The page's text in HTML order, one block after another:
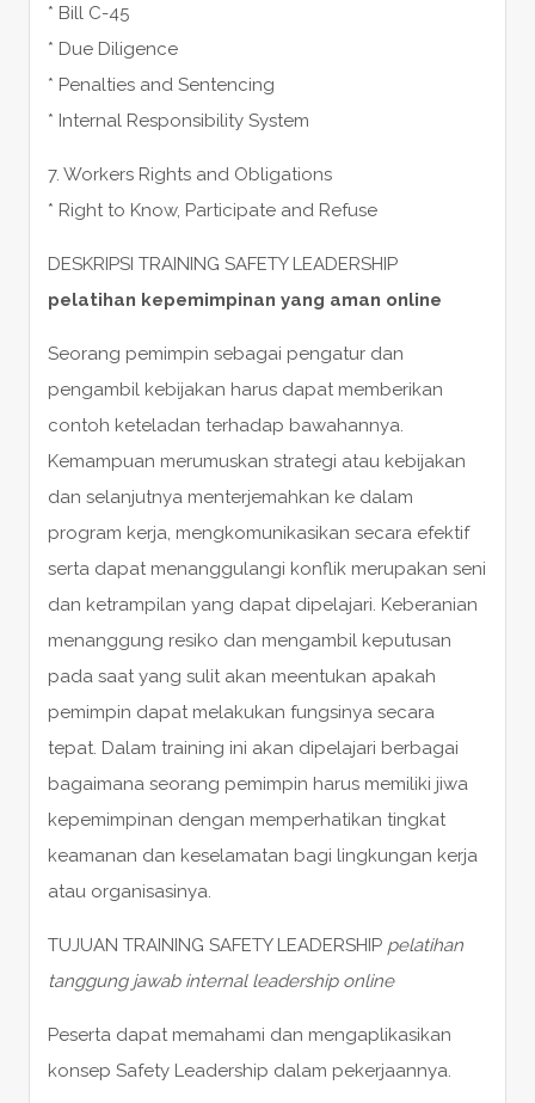
* Bill C-45
* Due Diligence
* Penalties and Sentencing
* Internal Responsibility System
7. Workers Rights and Obligations
* Right to Know, Participate and Refuse
DESKRIPSI TRAINING SAFETY LEADERSHIP
pelatihan kepemimpinan yang aman online
Seorang pemimpin sebagai pengatur dan
pengambil kebijakan harus dapat memberikan
contoh keteladan terhadap bawahannya.
Kemampuan merumuskan strategi atau kebijakan
dan selanjutnya menterjemahkan ke dalam
program kerja, mengkomunikasikan secara efektif
serta dapat menanggulangi konflik merupakan seni
dan ketrampilan yang dapat dipelajari. Keberanian
menanggung resiko dan mengambil keputusan
pada saat yang sulit akan meentukan apakah
pemimpin dapat melakukan fungsinya secara
tepat. Dalam training ini akan dipelajari berbagai
bagaimana seorang pemimpin harus memiliki jiwa
kepemimpinan dengan memperhatikan tingkat
keamanan dan keselamatan bagi lingkungan kerja
atau organisasinya.
TUJUAN TRAINING SAFETY LEADERSHIP pelatihan
tanggung jawab internal leadership online
Peserta dapat memahami dan mengaplikasikan
konsep Safety Leadership dalam pekerjaannya.